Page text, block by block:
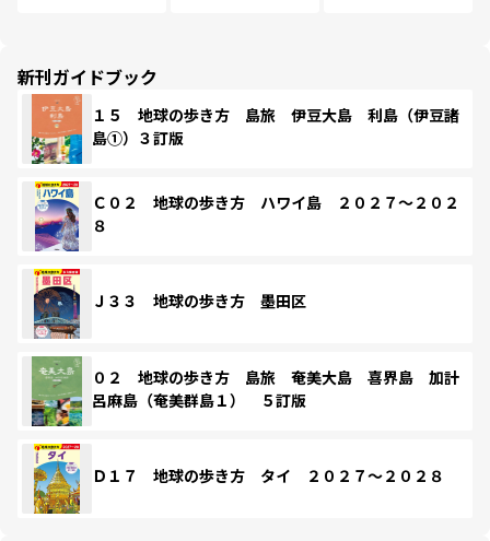
新刊ガイドブック
１５ 地球の歩き方 島旅 伊豆大島 利島（伊豆諸
島①）３訂版
Ｃ０２ 地球の歩き方 ハワイ島 ２０２７～２０２
８
Ｊ３３ 地球の歩き方 墨田区
０２ 地球の歩き方 島旅 奄美大島 喜界島 加計
呂麻島（奄美群島１） ５訂版
Ｄ１７ 地球の歩き方 タイ ２０２７～２０２８